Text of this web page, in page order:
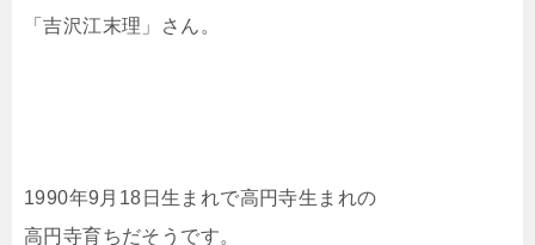
「吉沢江末理」さん。
1990年9月18日生まれで高円寺生まれの
高円寺育ちだそうです。